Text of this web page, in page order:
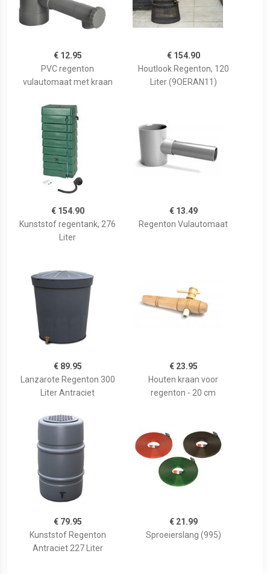
€ 12.95
PVC regenton
vulautomaat met kraan
€ 154.90
Houtlook Regenton, 120
Liter (9OERAN11)
€ 154.90
Kunststof regentank, 276
Liter
€ 13.49
Regenton Vulautomaat
€ 89.95
Lanzarote Regenton 300
Liter Antraciet
€ 23.95
Houten kraan voor
regenton - 20 cm
€ 79.95
Kunststof Regenton
Antraciet 227 Liter
€ 21.99
Sproeierslang (995)